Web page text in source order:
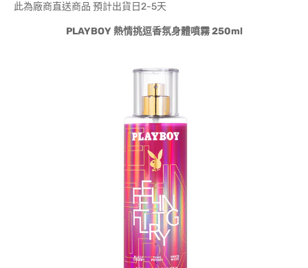
此為廠商直送商品 預計出貨日2-5天
PLAYBOY 熱情挑逗香氛身體噴霧 250ml